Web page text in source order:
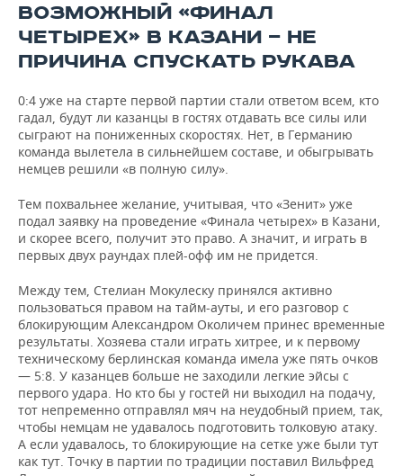
ВОЗМОЖНЫЙ «ФИНАЛ
ЧЕТЫРЕХ» В КАЗАНИ — НЕ
ПРИЧИНА СПУСКАТЬ РУКАВА
0:4 уже на старте первой партии стали ответом всем, кто
гадал, будут ли казанцы в гостях отдавать все силы или
сыграют на пониженных скоростях. Нет, в Германию
команда вылетела в сильнейшем составе, и обыгрывать
немцев решили «в полную силу».
Тем похвальнее желание, учитывая, что «Зенит» уже
подал заявку на проведение «Финала четырех» в Казани,
и скорее всего, получит это право. А значит, и играть в
первых двух раундах плей-офф им не придется.
Между тем, Стелиан Мокулеску принялся активно
пользоваться правом на тайм-ауты, и его разговор с
блокирующим Александром Околичем принес временные
результаты. Хозяева стали играть хитрее, и к первому
техническому берлинская команда имела уже пять очков
— 5:8. У казанцев больше не заходили легкие эйсы с
первого удара. Но кто бы у гостей ни выходил на подачу,
тот непременно отправлял мяч на неудобный прием, так,
чтобы немцам не удавалось подготовить толковую атаку.
А если удавалось, то блокирующие на сетке уже были тут
как тут. Точку в партии по традиции поставил Вильфред